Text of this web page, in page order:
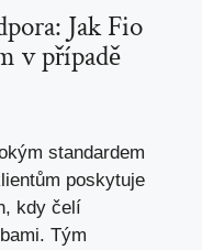
Jak Fio
v případě
standardem⁤
poskytuje
kdy‍ čelí
Tým